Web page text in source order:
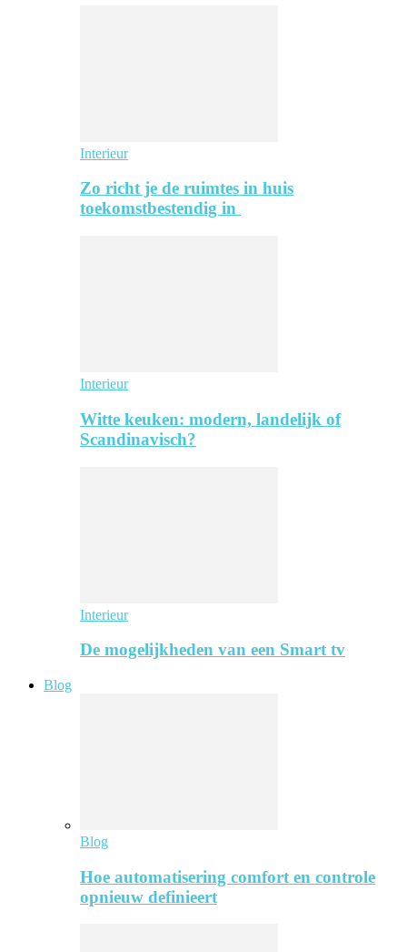
Interieur
Zo richt je de ruimtes in huis
toekomstbestendig in
Interieur
Witte keuken: modern, landelijk of
Scandinavisch?
Interieur
De mogelijkheden van een Smart tv
Blog
Blog
Hoe automatisering comfort en controle
opnieuw definieert